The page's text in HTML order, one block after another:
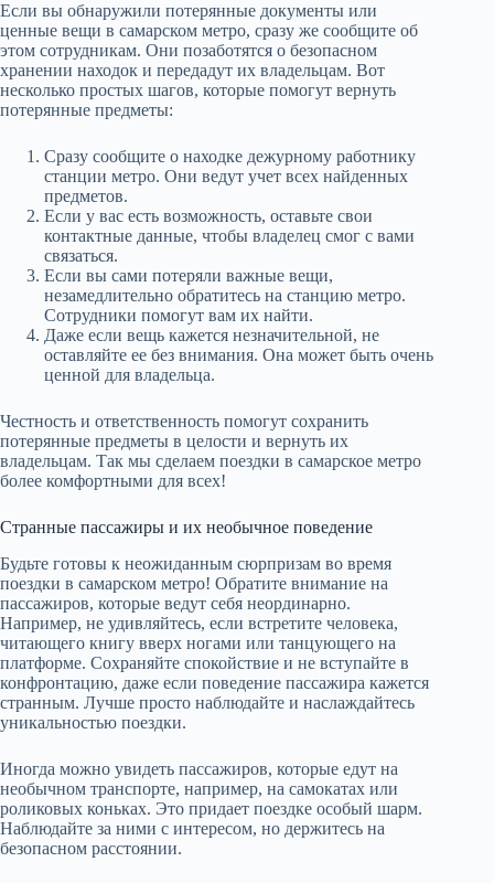
Если вы обнаружили потерянные документы или
ценные вещи в самарском метро, сразу же сообщите об
этом сотрудникам. Они позаботятся о безопасном
хранении находок и передадут их владельцам. Вот
несколько простых шагов, которые помогут вернуть
потерянные предметы:
Сразу сообщите о находке дежурному работнику
станции метро. Они ведут учет всех найденных
предметов.
Если у вас есть возможность, оставьте свои
контактные данные, чтобы владелец смог с вами
связаться.
Если вы сами потеряли важные вещи,
незамедлительно обратитесь на станцию метро.
Сотрудники помогут вам их найти.
Даже если вещь кажется незначительной, не
оставляйте ее без внимания. Она может быть очень
ценной для владельца.
Честность и ответственность помогут сохранить
потерянные предметы в целости и вернуть их
владельцам. Так мы сделаем поездки в самарское метро
более комфортными для всех!
Странные пассажиры и их необычное поведение
Будьте готовы к неожиданным сюрпризам во время
поездки в самарском метро! Обратите внимание на
пассажиров, которые ведут себя неординарно.
Например, не удивляйтесь, если встретите человека,
читающего книгу вверх ногами или танцующего на
платформе. Сохраняйте спокойствие и не вступайте в
конфронтацию, даже если поведение пассажира кажется
странным. Лучше просто наблюдайте и наслаждайтесь
уникальностью поездки.
Иногда можно увидеть пассажиров, которые едут на
необычном транспорте, например, на самокатах или
роликовых коньках. Это придает поездке особый шарм.
Наблюдайте за ними с интересом, но держитесь на
безопасном расстоянии.